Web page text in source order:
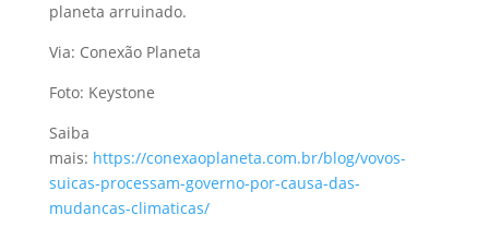
planeta arruinado.
Via: Conexão Planeta
Foto: Keystone
Saiba
mais: https://conexaoplaneta.com.br/blog/vovos-
suicas-processam-governo-por-causa-das-
mudancas-climaticas/